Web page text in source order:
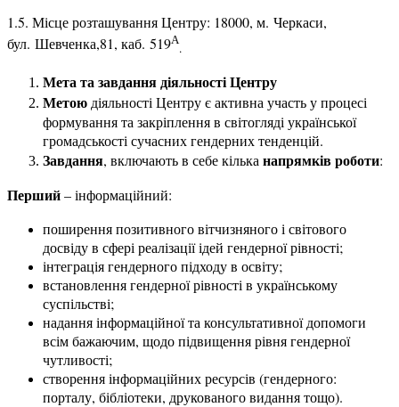
1.5. Місце розташування Центру: 18000, м. Черкаси,
бул. Шевченка,81, каб. 519А
.
Мета та завдання діяльності Центру
Метою діяльності Центру є активна участь у процесі
формування та закріплення в світогляді української
громадськості сучасних гендерних тенденцій.
Завдання, включають в себе кілька напрямків роботи:
Перший– інформаційний:
поширення позитивного вітчизняного і світового
досвіду в сфері реалізації ідей гендерної рівності;
інтеграція гендерного підходу в освіту;
встановлення гендерної рівності в українському
суспільстві;
надання інформаційної та консультативної допомоги
всім бажаючим, щодо підвищення рівня гендерної
чутливості;
створення інформаційних ресурсів (гендерного:
порталу, бібліотеки, друкованого видання тощо).